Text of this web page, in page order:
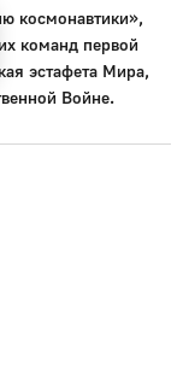
космонавтики»,
команд первой
эстафета Мира,
Войне.